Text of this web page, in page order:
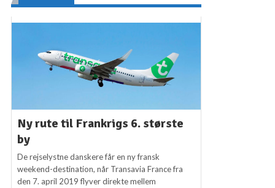
Ny rute til Frankrigs 6. største
by
De rejselystne danskere får en ny fransk
weekend-destination, når Transavia France fra
den 7. april 2019 flyver direkte mellem